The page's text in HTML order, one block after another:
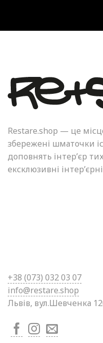
Restare.shop — це
збережені шматочки
доповнять інтер’єр
ексклюзивні
+38 (073) 032 03 07
info@restare.shop
Львів, вул.Шевченка